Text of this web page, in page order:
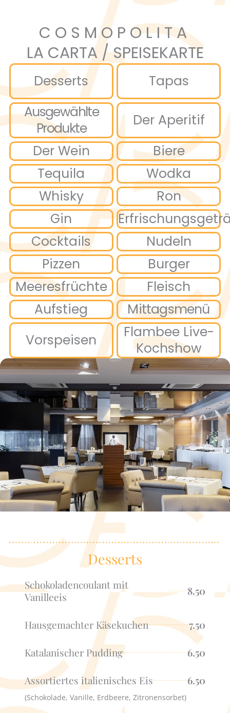
COSMOPOLITA
LA CARTA / SPEISEKARTE
Desserts
Tapas
Ausgewählte
Produkte
Der Aperitif
Der Wein
Biere
Tequila
Wodka
Whisky
Ron
Gin
Cocktails
Nudeln
Pizzen
Burger
Meeresfrüchte
Fleisch
Aufstieg
Mittagsmenü
Vorspeisen
Flambee Live-
Kochshow
Desserts
Schokoladencoulant mit
Vanilleeis
8.50
Hausgemachter Käsekuchen 7.50
Katalanischer Pudding 6.50
Assortiertes italienisches Eis 6.50
(Schokolade, Vanille, Erdbeere, Zitronensorbet)